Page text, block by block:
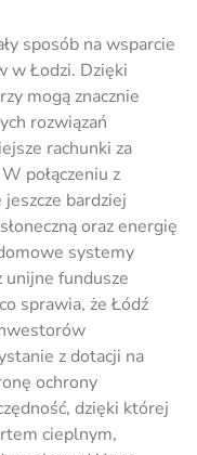
sposób na wsparcie
w Łodzi. Dzięki
mogą znacznie
rozwiązań
rachunki za
połączeniu z
bardziej
oraz energię
systemy
fundusze
sprawia, że Łódź
z dotacji na
ochrony
dzięki której
cieplnym,